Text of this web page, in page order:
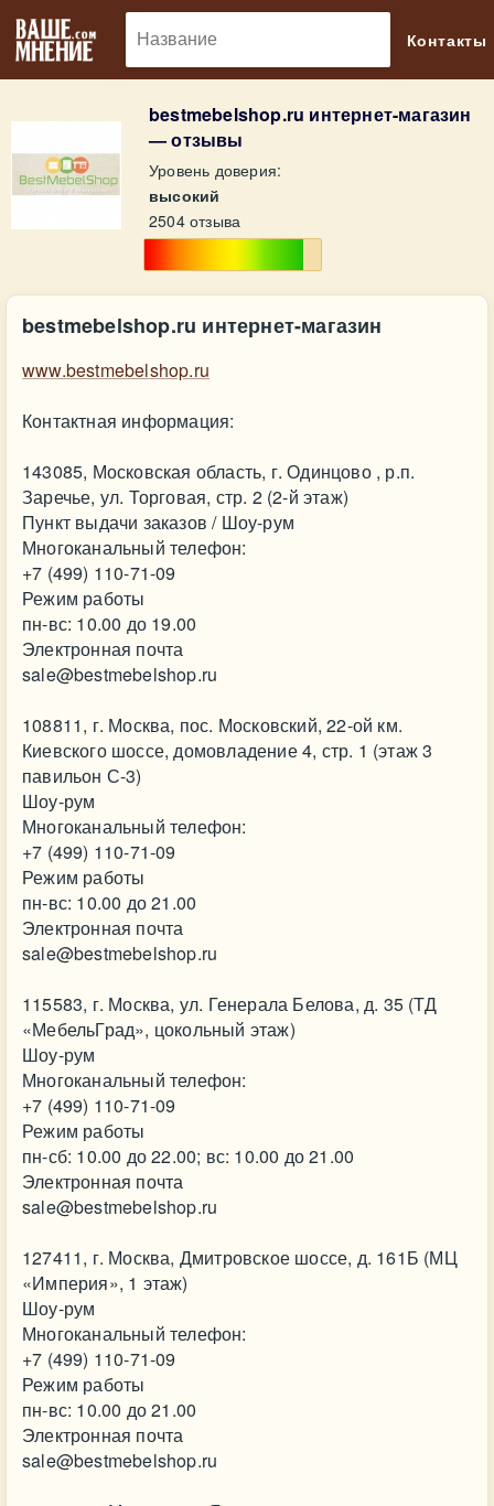
Контакты
bestmebelshop.ru интернет-магазин
— отзывы
Уровень доверия:
высокий
2504 отзыва
bestmebelshop.ru интернет-магазин
www.bestmebelshop.ru
Контактная информация:
143085, Московская область, г. Одинцово , р.п.
Заречье, ул. Торговая, стр. 2 (2-й этаж)
Пункт выдачи заказов / Шоу-рум
Многоканальный телефон:
+7 (499) 110-71-09
Режим работы
пн-вс: 10.00 до 19.00
Электронная почта
sale@bestmebelshop.ru
108811, г. Москва, пос. Московский, 22-ой км.
Киевского шоссе, домовладение 4, стр. 1 (этаж 3
павильон С-3)
Шоу-рум
Многоканальный телефон:
+7 (499) 110-71-09
Режим работы
пн-вс: 10.00 до 21.00
Электронная почта
sale@bestmebelshop.ru
115583, г. Москва, ул. Генерала Белова, д. 35 (ТД
«МебельГрад», цокольный этаж)
Шоу-рум
Многоканальный телефон:
+7 (499) 110-71-09
Режим работы
пн-сб: 10.00 до 22.00; вс: 10.00 до 21.00
Электронная почта
sale@bestmebelshop.ru
127411, г. Москва, Дмитровское шоссе, д. 161Б (МЦ
«Империя», 1 этаж)
Шоу-рум
Многоканальный телефон:
+7 (499) 110-71-09
Режим работы
пн-вс: 10.00 до 21.00
Электронная почта
sale@bestmebelshop.ru